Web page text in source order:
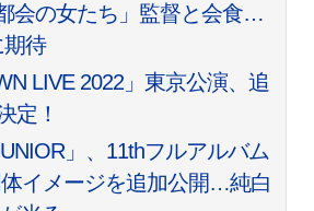
会の女たち」監督と会食…
期待
LIVE 2022」東京公演、追
定！
」、11thフルアルバム
体イメージを追加公開…純白